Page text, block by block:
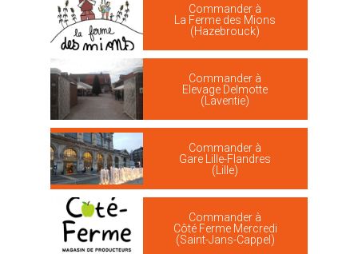
Commander à
La Ferme des Mions
(Hazebrouck)
Commander à
Elevage Delmotte
(Laventie)
Commander à
Gare Lille-Flandres
(Lille)
Commander à
Côté Ferme Mercredi
(Saint-Jans-Cappel)